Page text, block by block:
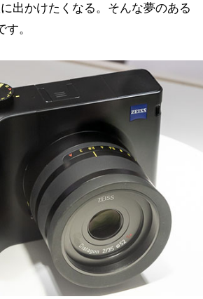
出かけたくなる。そんな夢のある
。